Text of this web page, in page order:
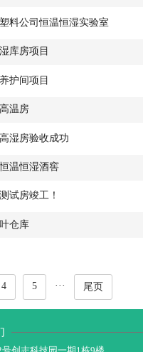
料公司恒温恒湿实验室
库房项目
护间项目
温房
湿房验收成功
温恒湿酒窖
试房竣工！
仓库
4 5 ··· 尾页